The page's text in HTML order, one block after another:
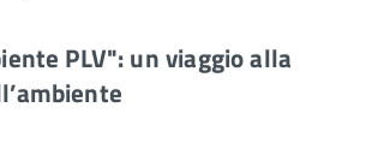
PLV": un viaggio alla